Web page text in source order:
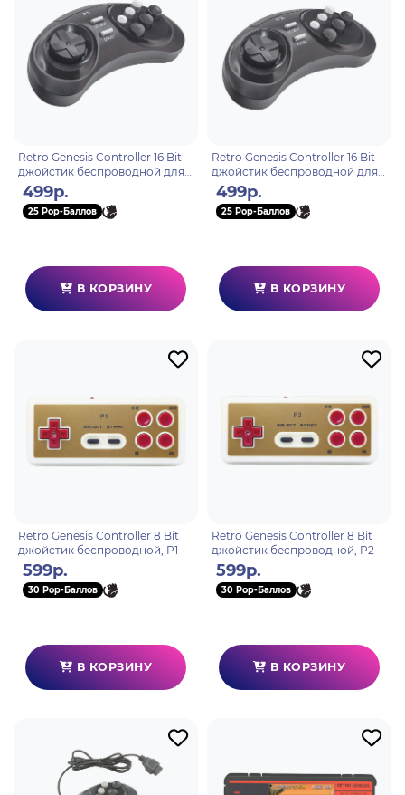
Retro Genesis Controller 16 Bit
джойстик беспроводной для
HD Ultra, P1
499р.
25 Pop-Баллов
В КОРЗИНУ
Retro Genesis Controller 16 Bit
джойстик беспроводной для
HD Ultra, P2
499р.
25 Pop-Баллов
В КОРЗИНУ
Retro Genesis Controller 8 Bit
джойстик беспроводной, P1
599р.
30 Pop-Баллов
В КОРЗИНУ
Retro Genesis Controller 8 Bit
джойстик беспроводной, P2
599р.
30 Pop-Баллов
В КОРЗИНУ